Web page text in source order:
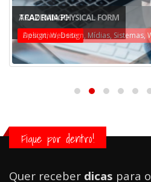
ACADEMIA PHYSICAL FORM
Design, Website
TRAZ RANGO
Aplicativo, Design, Mídias, Sistemas,
Fique por dentro!
Quer receber dicas para